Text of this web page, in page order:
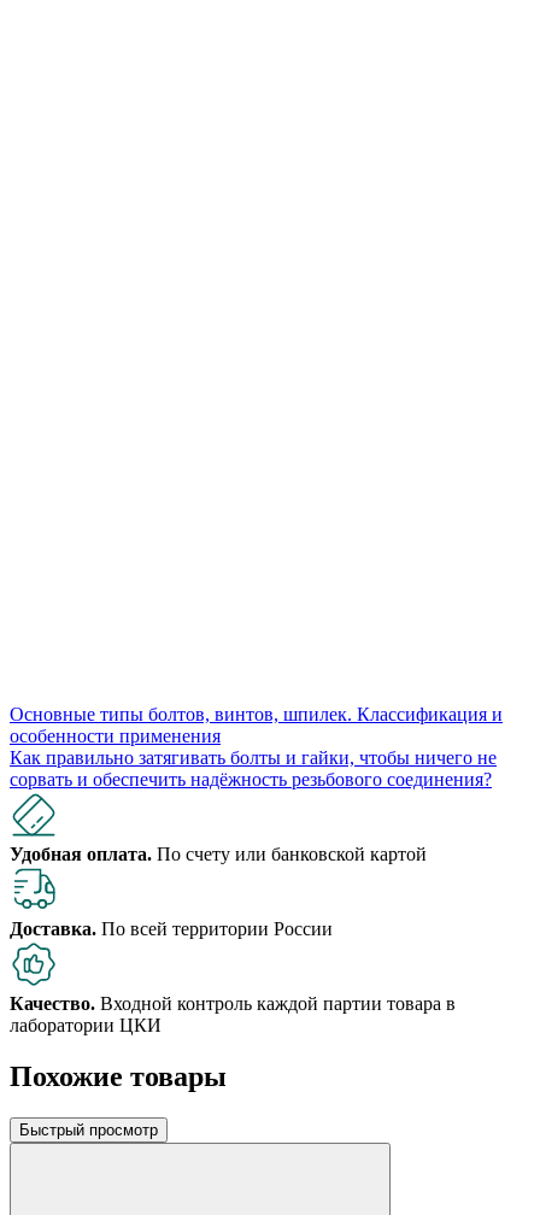
Основные типы болтов, винтов, шпилек. Классификация и
особенности применения
Как правильно затягивать болты и гайки, чтобы ничего не
сорвать и обеспечить надёжность резьбового соединения?
Удобная оплата. По счету или банковской картой
Доставка. По всей территории России
Качество. Входной контроль каждой партии товара в
лаборатории ЦКИ
Похожие товары
Быстрый просмотр